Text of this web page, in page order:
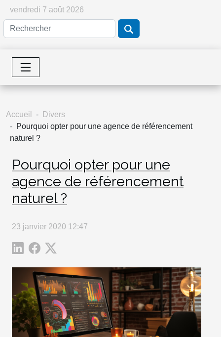
vendredi 7 août 2026
Accueil
Divers
Pourquoi opter pour une agence de référencement
naturel ?
Pourquoi opter pour une
agence de référencement
naturel ?
23 janvier 2020 12:47